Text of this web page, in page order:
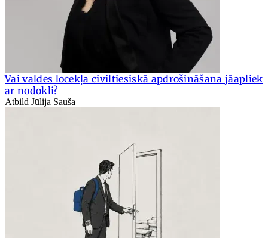
Vai valdes locekļa civiltiesiskā apdrošināšana jāapliek
ar nodokli?
Atbild Jūlija Sauša